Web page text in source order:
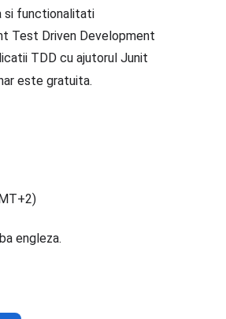
si functionalitati
Test Driven Development
TDD cu ajutorul Junit
este gratuita.
engleza.